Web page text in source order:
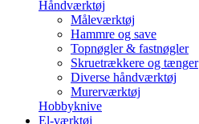
Håndværktøj
Måleværktøj
Hammre og save
Topnøgler & fastnøgler
Skruetrækkere og tænger
Diverse håndværktøj
Murerværktøj
Hobbyknive
El-værktøj